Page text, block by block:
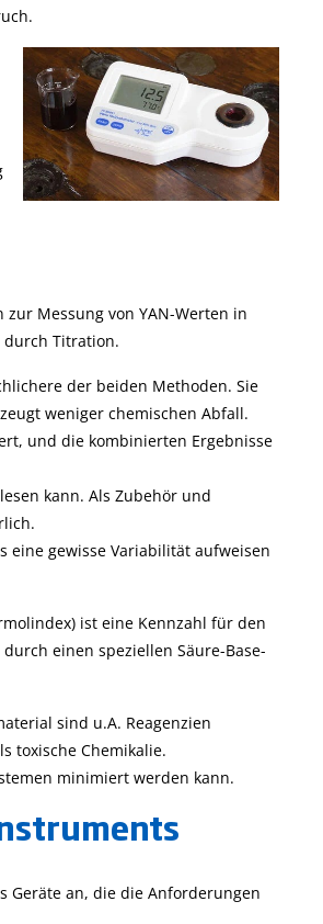
Messung von YAN-Werten in
durch Titration.
der beiden Methoden. Sie
weniger chemischen Abfall.
und die kombinierten Ergebnisse
kann. Als Zubehör und
eine gewisse Variabilität aufweisen
ist eine Kennzahl für den
einen speziellen Säure-Base-
sind u.A. Reagenzien
toxische Chemikalie.
minimiert werden kann.
Geräte an, die die Anforderungen